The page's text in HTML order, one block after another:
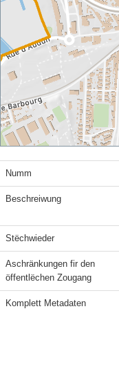
Numm
Beschreiwung
Stëchwieder
Aschränkungen fir den
öffentlëchen Zougang
Komplett Metadaten